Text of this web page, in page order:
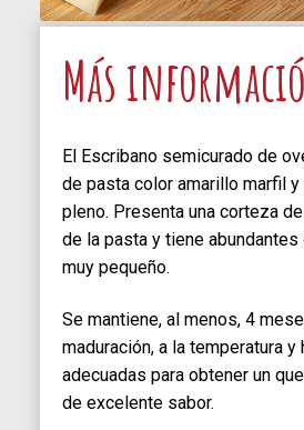
Más
El Escribano semicurado de
de pasta color amarillo marfil
pleno. Presenta una corteza
de la pasta y tiene
muy pequeño.
Se mantiene, al menos, 4
maduración, a la temperatura y
adecuadas para obtener un
de excelente sabor.